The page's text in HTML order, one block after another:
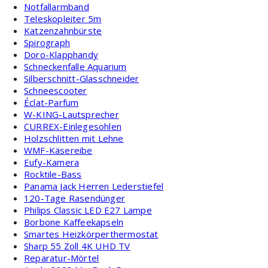
Notfallarmband
Teleskopleiter 5m
Katzenzahnbürste
Spirograph
Doro-Klapphandy
Schneckenfalle Aquarium
Silberschnitt-Glasschneider
Schneescooter
Éclat-Parfum
W-KING-Lautsprecher
CURREX-Einlegesohlen
Holzschlitten mit Lehne
WMF-Käsereibe
Eufy-Kamera
Rocktile-Bass
Panama Jack Herren Lederstiefel
120-Tage Rasendünger
Philips Classic LED E27 Lampe
Borbone Kaffeekapseln
Smartes Heizkörperthermostat
Sharp 55 Zoll 4K UHD TV
Reparatur-Mörtel